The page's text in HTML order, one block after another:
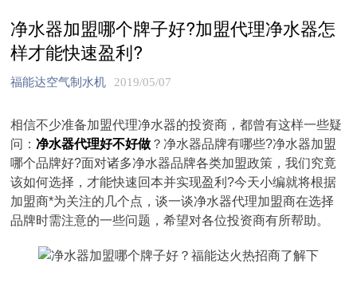
净水器加盟哪个牌子好?加盟代理净水器怎
样才能快速盈利?
福能达空气制水机 2019/05/07
相信不少准备加盟代理净水器的投资商，都曾有这样一些疑
问：净水器代理好不好做 ？净水器品牌有哪些?净水器加盟
哪个品牌好?面对诸多净水器品牌各类加盟政策，我们究竟
该如何选择，才能快速回本并实现盈利?今天小编就将根据
加盟商*为关注的几个点，谈一谈净水器代理加盟商在选择
品牌时需注意的一些问题，希望对各位投资商有所帮助。